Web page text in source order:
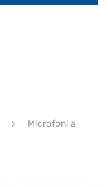
Microfoni a